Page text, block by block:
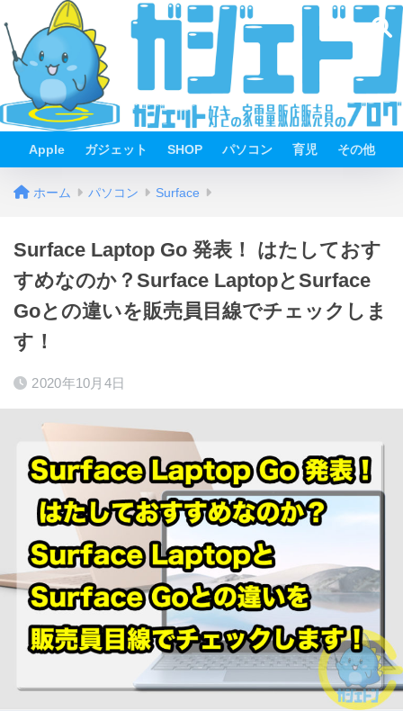
Apple ガジェット SHOP パソコン 育児 その他
ホーム パソコン Surface
Surface Laptop Go 発表！ はたしておす
すめなのか？Surface LaptopとSurface
Goとの違いを販売員目線でチェックしま
す！
2020年10月4日